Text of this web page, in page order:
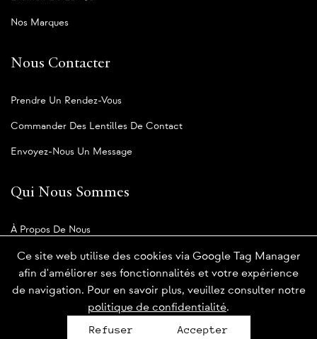
Ce site web utilise des cookies via Google Tag Manager
afin d'améliorer ses fonctionnalités et votre expérience
de navigation. Pour en savoir plus, veuillez consulter notre
politique de confidentialité.
Refuser
Accepter
Nos Marques
Nous Contacter
Prendre Un Rendez-Vous
Commander Des Lentilles De Contact
Envoyez-Nous Un Message
Qui Nous Sommes
À Propos De Nous
Notre Blogue
Politique de confidentialité